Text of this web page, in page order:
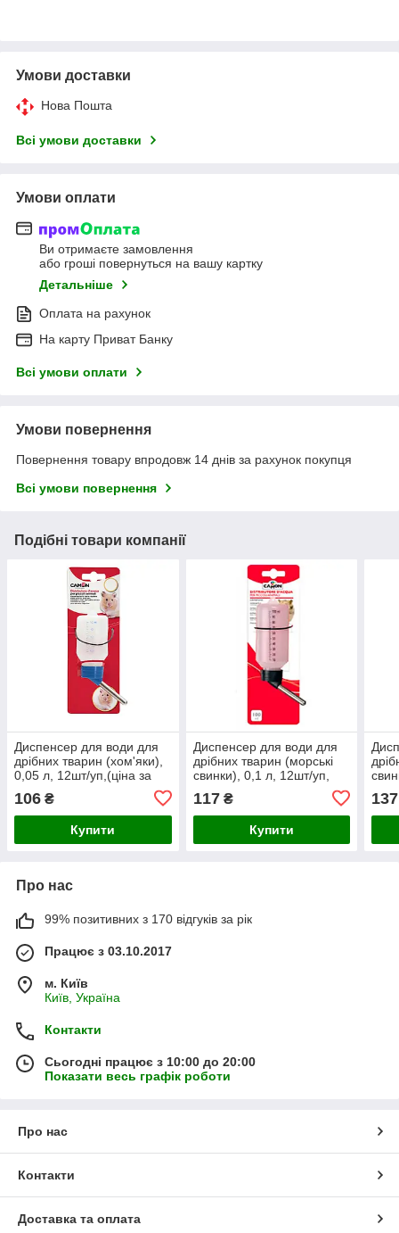
Умови доставки
Нова Пошта
Всі умови доставки
Умови оплати
Ви отримаєте замовлення
або гроші повернуться на вашу картку
Детальніше
Оплата на рахунок
На карту Приват Банку
Всі умови оплати
Умови повернення
Повернення товару впродовж 14 днів за рахунок покупця
Всі умови повернення
Подібні товари компанії
Диспенсер для води для
дрібних тварин (хом'яки),
0,05 л, 12шт/уп,(ціна за
106 ₴
Купити
Диспенсер для води для
дрібних тварин (морські
свинки), 0,1 л, 12шт/уп,
117₴
Купити
137
Про нас
99% позитивних з 170 відгуків за рік
Працює з 03.10.2017
м. Київ
Київ, Україна
Контакти
Сьогодні працює з 10:00 до 20:00
Показати весь графік роботи
Про нас
Контакти
Доставка та оплата